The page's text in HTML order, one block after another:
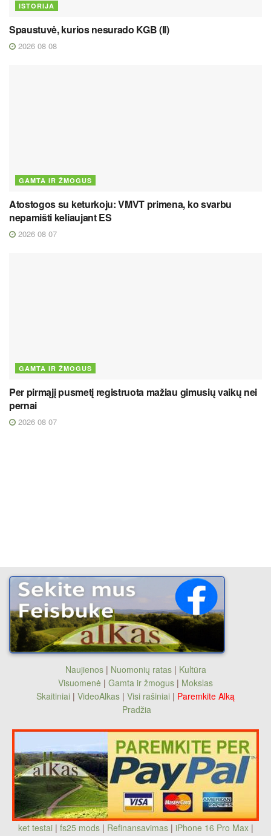
ISTORIJA
Spaustuvė, kurios nesurado KGB (II)
2026 08 08
GAMTA IR ŽMOGUS
Atostogos su keturkoju: VMVT primena, ko svarbu
nepamišti keliaujant ES
2026 08 07
GAMTA IR ŽMOGUS
Per pirmąjį pusmetį registruota mažiau gimusių vaikų nei
pernai
2026 08 07
Naujienos| Nuomonių ratas| Kultūra
Visuomenė | Gamta ir žmogus | Mokslas
Skaitiniai | VideoAlkas | Visi rašiniai | Paremkite Alką
Pradžia
ket testai | fs25 mods| Refinansavimas| iPhone 16 Pro Max|